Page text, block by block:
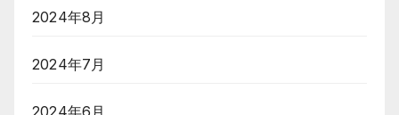
2024年8月
2024年7月
2024年6月